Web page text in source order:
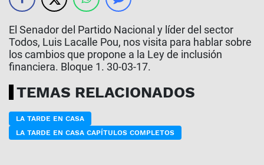
El Senador del Partido Nacional y líder del sector
Todos, Luis Lacalle Pou, nos visita para hablar sobre
los cambios que propone a la Ley de inclusión
financiera. Bloque 1. 30-03-17.
TEMAS RELACIONADOS
LA TARDE EN CASA
LA TARDE EN CASA CAPÍTULOS COMPLETOS